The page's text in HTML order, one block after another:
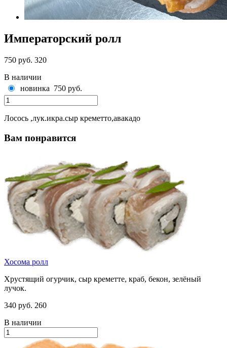
Императорский ролл
750 руб. 320
В наличии
новинка 750 руб.
Лосось ,лук.икра.сыр креметто,авакадо
Вам понравится
Хосома ролл
Хрустящий огурчик, сыр креметте, краб, бекон, зелёный
лучок.
340 руб. 260
В наличии